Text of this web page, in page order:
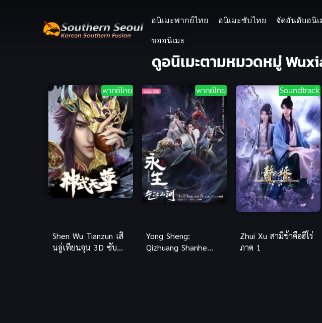
อนิเมะพากย์ไทย อนิเมะซับไทย จัดอันดับอนิเ
ขออนิเมะ
ดูอนิเมะตามหมวดหมู่
พากย์ไทย
Shen Wu Tianzun เสิ
นอู่เทียนจุน 3D ซับ
พากย์ไทย
Yong Sheng:
Qizhuang Shanhe
Soundtrack
Zhui Xu สามีข้าคือฮีโร่
ภาค 1